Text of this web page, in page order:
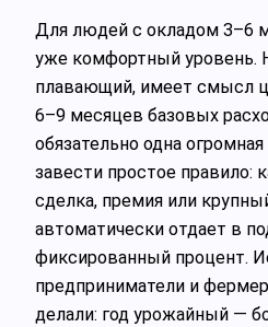
Для людей с окладом 3–6
уже комфортный уровень.
плавающий, имеет смысл
6–9 месяцев базовых
обязательно одна
завести простое правило:
сделка, премия или
автоматически отдает в
фиксированный процент.
предприниматели и
делали: год урожайный —